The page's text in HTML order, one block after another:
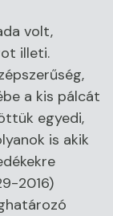
volt,
illeti.
a kis pálcát
egyedi,
is akik
2016)